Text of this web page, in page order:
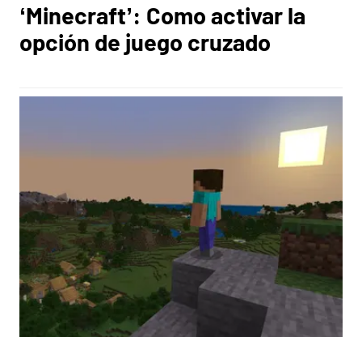
‘Minecraft’: Como activar la
opción de juego cruzado